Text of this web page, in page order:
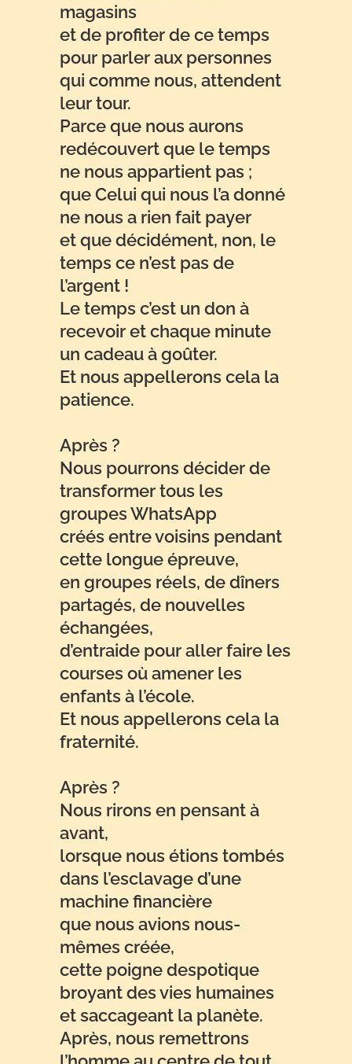
magasins
et de profiter de ce temps
pour parler aux personnes
qui comme nous, attendent
leur tour.
Parce que nous aurons
redécouvert que le temps
ne nous appartient pas ;
que Celui qui nous l’a donné
ne nous a rien fait payer
et que décidément, non, le
temps ce n’est pas de
l’argent !
Le temps c’est un don à
recevoir et chaque minute
un cadeau à goûter.
Et nous appellerons cela la
patience.
Après ?
Nous pourrons décider de
transformer tous les
groupes WhatsApp
créés entre voisins pendant
cette longue épreuve,
en groupes réels, de dîners
partagés, de nouvelles
échangées,
d’entraide pour aller faire les
courses où amener les
enfants à l’école.
Et nous appellerons cela la
fraternité.
Après ?
Nous rirons en pensant à
avant,
lorsque nous étions tombés
dans l’esclavage d’une
machine financière
que nous avions nous-
mêmes créée,
cette poigne despotique
broyant des vies humaines
et saccageant la planète.
Après, nous remettrons